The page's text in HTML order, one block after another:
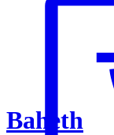
Baheth